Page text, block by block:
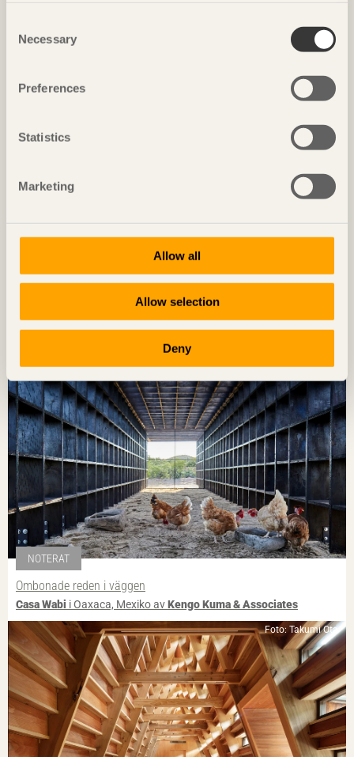
Selection
Necessary
Preferences
Statistics
Marketing
Allow all
Allow selection
Deny
Botanikern i Uppsala av
Foto: Senichiro Nogami
NOTERAT
Exponerad stomme bryter av
Meiken HQi Maniwa, Japan avNKS Architects
NOTERAT
Ombonade reden i väggen
Casa Wabi i Oaxaca, Mexiko avKengo Kuma & Associates
Foto: Takumi Ota